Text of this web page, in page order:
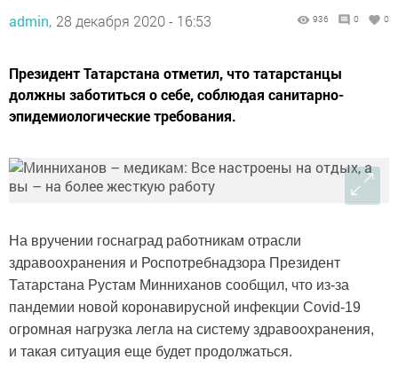
admin, 28 декабря 2020 - 16:53 936 0 0
Президент Татарстана отметил, что татарстанцы
должны заботиться о себе, соблюдая санитарно-
эпидемиологические требования.
На вручении госнаград работникам отрасли
здравоохранения и Роспотребнадзора Президент
Татарстана Рустам Минниханов сообщил, что из-за
пандемии новой коронавирусной инфекции Covid-19
огромная нагрузка легла на систему здравоохранения,
и такая ситуация еще будет продолжаться.